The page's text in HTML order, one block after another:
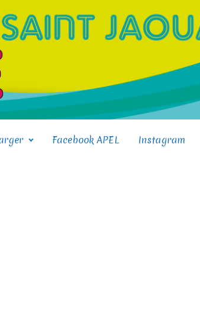
Facebook APEL Instagram